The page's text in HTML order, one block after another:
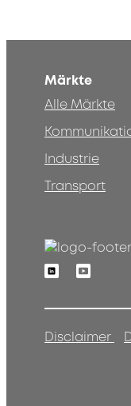
Märkte
Alle Märkte
Industrie
Transport
LinkedinYoutube
Disclaimer